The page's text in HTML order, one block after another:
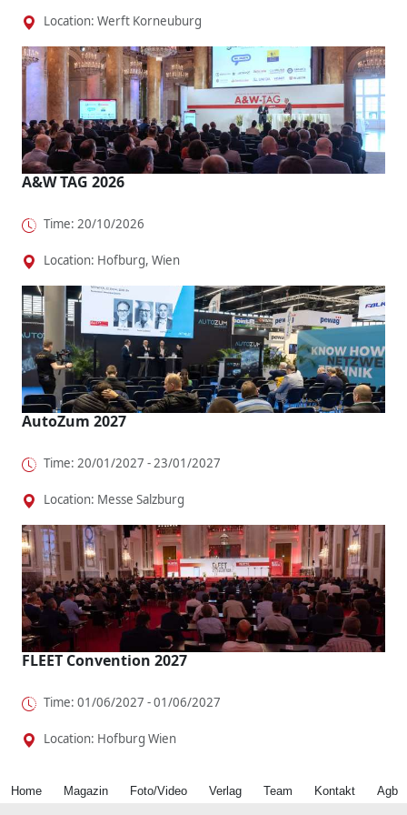
Location: Werft Korneuburg
A&W TAG 2026
Time: 20/10/2026
Location: Hofburg, Wien
AutoZum 2027
Time: 20/01/2027 - 23/01/2027
Location: Messe Salzburg
FLEET Convention 2027
Time: 01/06/2027 - 01/06/2027
Location: Hofburg Wien
Home Magazin Foto/Video Verlag Team Kontakt Agb